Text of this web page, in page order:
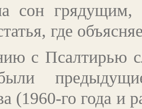
сон грядущим,
где
с Псалтирью
(1960-го года и